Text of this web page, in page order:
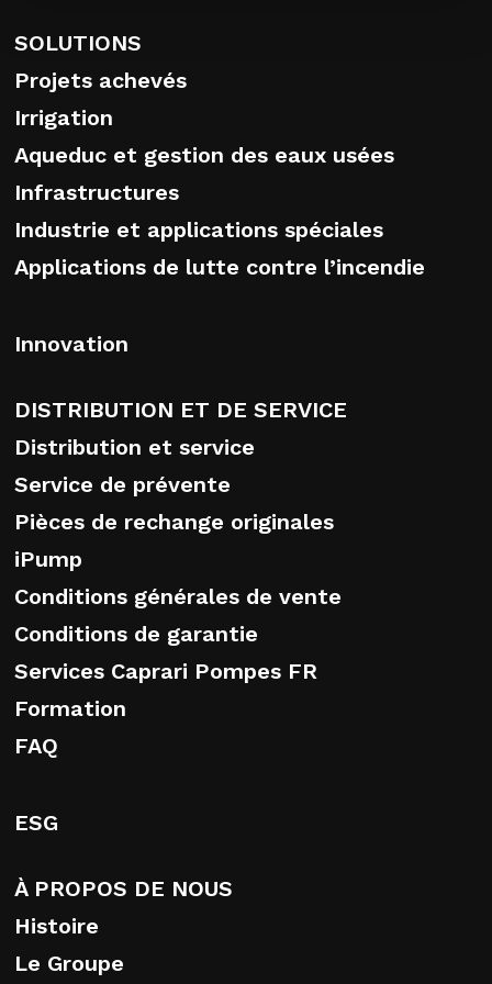
SOLUTIONS
Projets achevés
Irrigation
Aqueduc et gestion des eaux usées
Infrastructures
Industrie et applications spéciales
Applications de lutte contre l’incendie
Innovation
DISTRIBUTION ET DE SERVICE
Distribution et service
Service de prévente
Pièces de rechange originales
iPump
Conditions générales de vente
Conditions de garantie
Services Caprari Pompes FR
Formation
FAQ
ESG
À PROPOS DE NOUS
Histoire
Le Groupe